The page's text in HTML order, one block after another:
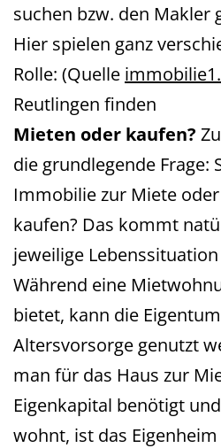
suchen bzw. den Makler
Hier spielen ganz
Rolle: (Quelle
Reutlingen finden
Mieten oder kaufen?
die grundlegende Frage:
Immobilie zur Miete
kaufen? Das kommt
jeweilige
Während eine
bietet, kann die
Altersvorsorge genutzt
man für das Haus zur
Eigenkapital benötigt
wohnt, ist das